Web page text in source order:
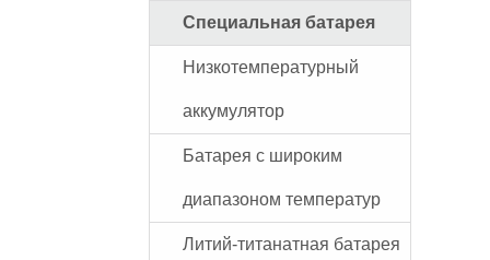
Специальная батарея
Низкотемпературный
аккумулятор
Батарея с широким
диапазоном температур
Литий-титанатная батарея